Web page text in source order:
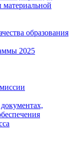
образования
2025